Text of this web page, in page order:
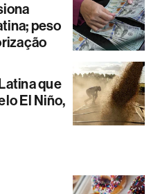
peso
que
El Niño,